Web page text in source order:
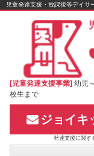
Skip
児童発達支援・放課後等デイサ
[児童発達支援事業] 幼児
校生まで
ジョイキ
発達支援に関す